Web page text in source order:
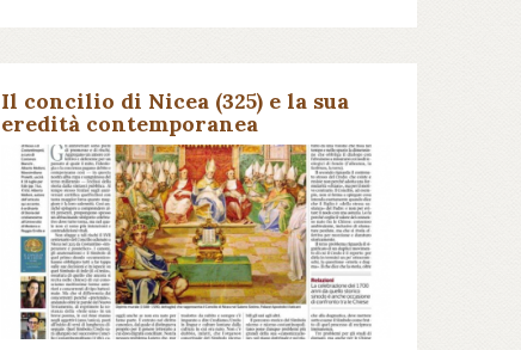
Il concilio di Nicea (325) e la sua
eredità contemporanea